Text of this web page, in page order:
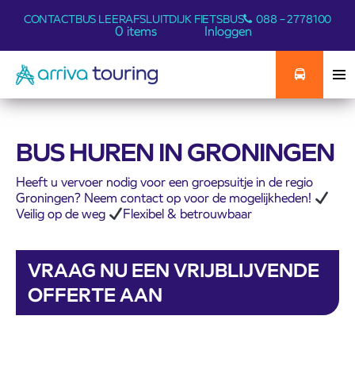
CONTACTBUS LEERAFSLUITDIJK FIETSBUS 088 – 2778100
0 items Inloggen
BUS HUREN IN GRONINGEN
Heeft u vervoer nodig voor een groepsuitje in de regio
Groningen? Neem contact op voor de mogelijkheden!
Veilig op de weg
Flexibel & betrouwbaar
VRAAG NU EEN VRIJBLIJVENDE
OFFERTE AAN